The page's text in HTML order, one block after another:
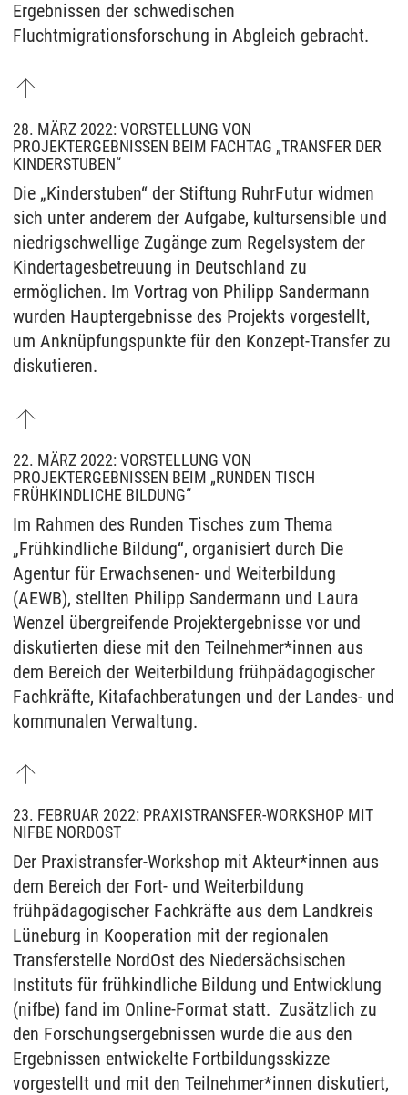
Ergebnissen der schwedischen
Fluchtmigrationsforschung in Abgleich gebracht.
28. MÄRZ 2022: VORSTELLUNG VON
PROJEKTERGEBNISSEN BEIM FACHTAG „TRANSFER DER
KINDERSTUBEN“
Die „Kinderstuben“ der Stiftung RuhrFutur widmen
sich unter anderem der Aufgabe, kultursensible und
niedrigschwellige Zugänge zum Regelsystem der
Kindertagesbetreuung in Deutschland zu
ermöglichen. Im Vortrag von Philipp Sandermann
wurden Hauptergebnisse des Projekts vorgestellt,
um Anknüpfungspunkte für den Konzept-Transfer zu
diskutieren.
22. MÄRZ 2022: VORSTELLUNG VON
PROJEKTERGEBNISSEN BEIM „RUNDEN TISCH
FRÜHKINDLICHE BILDUNG“
Im Rahmen des Runden Tisches zum Thema
„Frühkindliche Bildung“, organisiert durch Die
Agentur für Erwachsenen- und Weiterbildung
(AEWB), stellten Philipp Sandermann und Laura
Wenzel übergreifende Projektergebnisse vor und
diskutierten diese mit den Teilnehmer*innen aus
dem Bereich der Weiterbildung frühpädagogischer
Fachkräfte, Kitafachberatungen und der Landes- und
kommunalen Verwaltung.
23. FEBRUAR 2022: PRAXISTRANSFER-WORKSHOP MIT
NIFBE NORDOST
Der Praxistransfer-Workshop mit Akteur*innen aus
dem Bereich der Fort- und Weiterbildung
frühpädagogischer Fachkräfte aus dem Landkreis
Lüneburg in Kooperation mit der regionalen
Transferstelle NordOst des Niedersächsischen
Instituts für frühkindliche Bildung und Entwicklung
(nifbe) fand im Online-Format statt. Zusätzlich zu
den Forschungsergebnissen wurde die aus den
Ergebnissen entwickelte Fortbildungsskizze
vorgestellt und mit den Teilnehmer*innen diskutiert,